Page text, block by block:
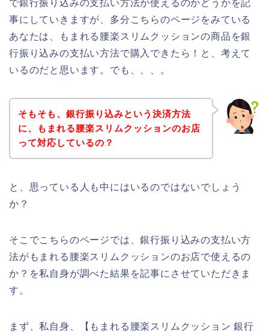
で銀行振り込みの支払い方法が使えるのかどうかを記
事にしていきますが、多分こちらのページをみている
あなたは、もまれる腰楽スリムクッションの商品を銀
行振り込みの支払い方法で購入できたら！と、考えて
いるのだと思います。でも、、、。
そもそも、銀行振り込みという決済方法
に、もまれる腰楽スリムクッションのお店
って対応しているの？
と、思っている人も中にはいるのではないでしょう
か？
そこでこちらのページでは、銀行振り込みの支払い方
法がもまれる腰楽スリムクッションのお店で使えるの
か？を私自身が調べた結果を記事にさせていただきま
す。
まず、私自身、【もまれる腰楽スリムクッション 銀行